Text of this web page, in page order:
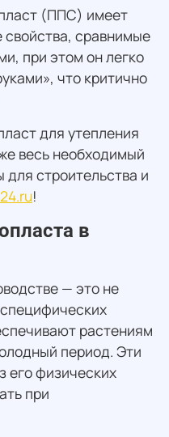
(ППС) имеет
сравнимые
при этом он легко
что критично
для утепления
весь необходимый
строительства и
!
в
— это не
растениям
период. Эти
его физических
при